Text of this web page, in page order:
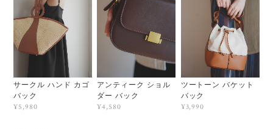
サークル ハンド カゴ
バック
¥5,980
アンティーク ショル
ダー バック
¥4,580
ツートーン バケット
バック
¥3,990